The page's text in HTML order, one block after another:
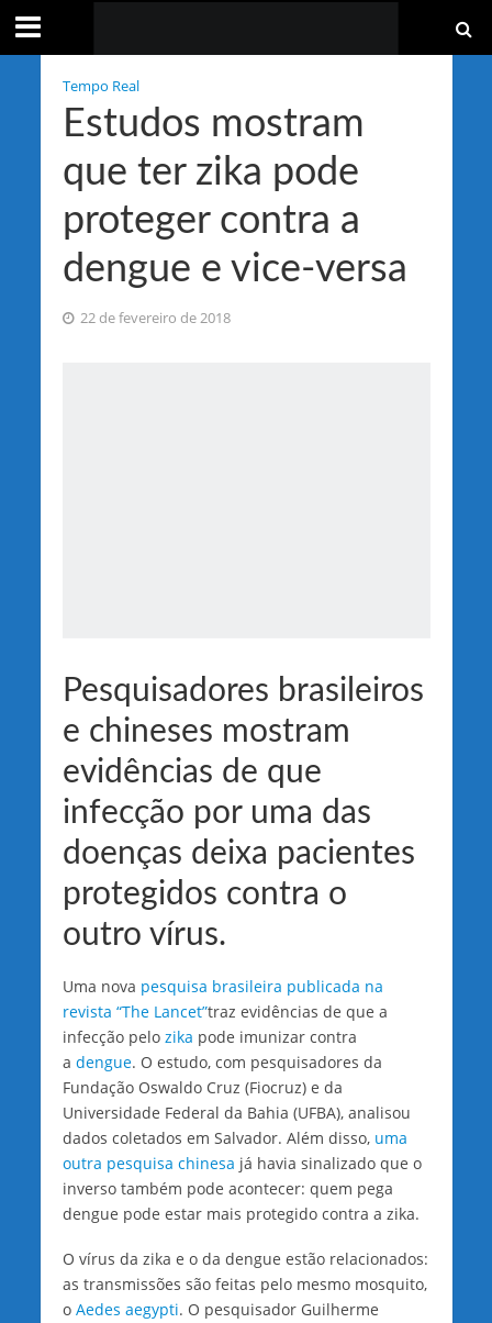
Tempo Real
Estudos mostram
que ter zika pode
proteger contra a
dengue e vice-versa
22 de fevereiro de 2018
Pesquisadores brasileiros
e chineses mostram
evidências de que
infecção por uma das
doenças deixa pacientes
protegidos contra o
outro vírus.
Uma nova pesquisa brasileira publicada na
revista “The Lancet”traz evidências de que a
infecção pelo zika pode imunizar contra
a dengue. O estudo, com pesquisadores da
Fundação Oswaldo Cruz (Fiocruz) e da
Universidade Federal da Bahia (UFBA), analisou
dados coletados em Salvador. Além disso, uma
outra pesquisa chinesa já havia sinalizado que o
inverso também pode acontecer: quem pega
dengue pode estar mais protegido contra a zika.
O vírus da zika e o da dengue estão relacionados:
as transmissões são feitas pelo mesmo mosquito,
o Aedes aegypti. O pesquisador Guilherme